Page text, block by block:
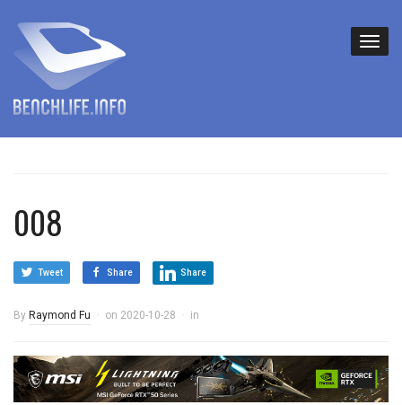
008
Tweet Share Share
By Raymond Fu on 2020-10-28 in